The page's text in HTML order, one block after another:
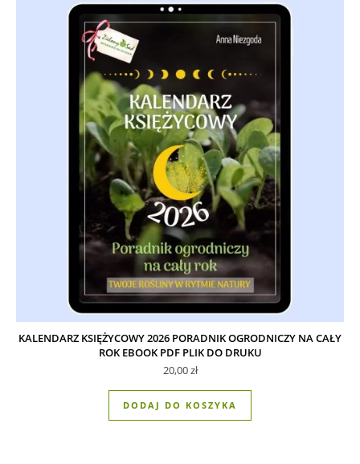
KALENDARZ KSIĘŻYCOWY 2026 PORADNIK OGRODNICZY NA CAŁY
ROK EBOOK PDF PLIK DO DRUKU
20,00zł
DODAJ DO KOSZYKA